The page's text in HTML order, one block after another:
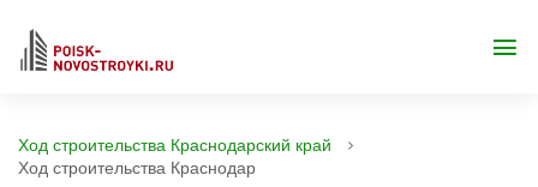
Ход строительства Краснодарский край
Ход строительства Краснодар